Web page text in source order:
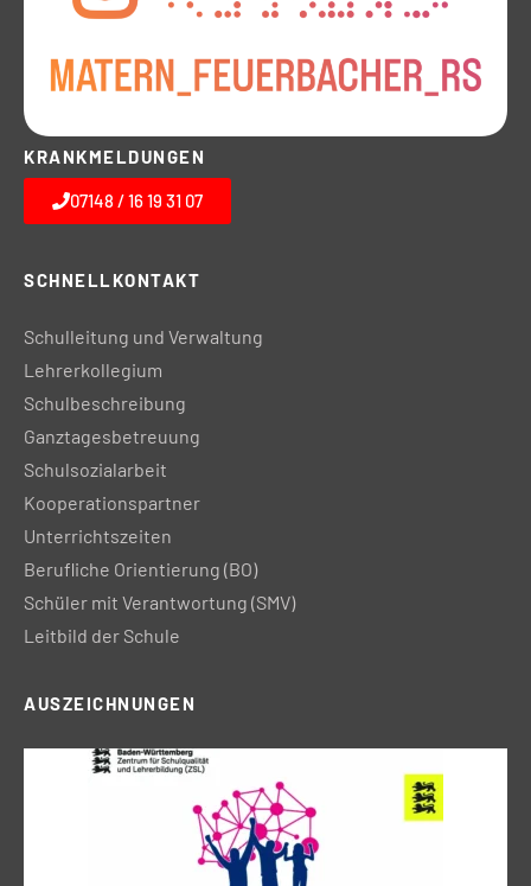
KRANKMELDUNGEN
07148 / 16 19 31 07
SCHNELLKONTAKT
Schulleitung und Verwaltung
Lehrerkollegium
Schulbeschreibung
Ganztagesbetreuung
Schulsozialarbeit
Kooperationspartner
Unterrichtszeiten
Berufliche Orientierung (BO)
Schüler mit Verantwortung (SMV)
Leitbild der Schule
AUSZEICHNUNGEN